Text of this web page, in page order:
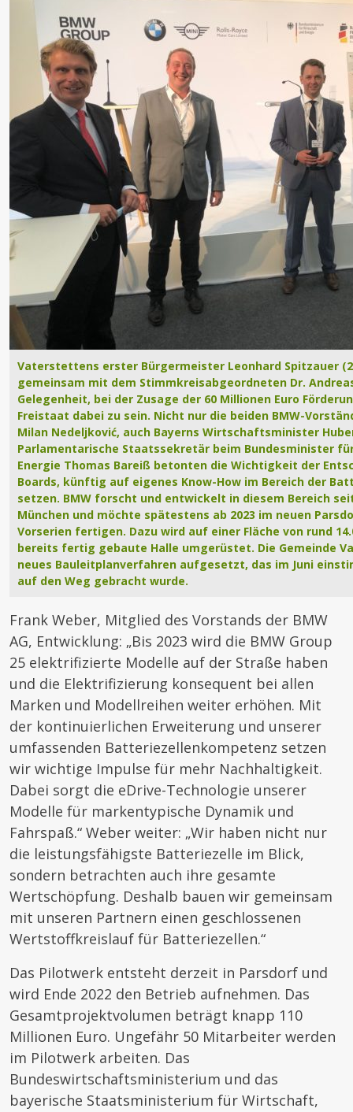
Vaterstettens erster Bürgermeister Leonhard Spitzauer
gemeinsam mit dem Stimmkreisabgeordneten Dr.
Gelegenheit, bei der Zusage der 60 Millionen Euro
Freistaat dabei zu sein. Nicht nur die beiden BMW-
Milan Nedeljković, auch Bayerns Wirtschaftsminister
Parlamentarische Staatssekretär beim Bundesminister
Energie Thomas Bareiß betonten die Wichtigkeit der
Boards, künftig auf eigenes Know-How im Bereich der
setzen. BMW forscht und entwickelt in diesem Bereich
München und möchte spätestens ab 2023 im neuen
Vorserien fertigen. Dazu wird auf einer Fläche von rund
bereits fertig gebaute Halle umgerüstet. Die Gemeinde
neues Bauleitplanverfahren aufgesetzt, das im Juni
auf den Weg gebracht wurde.
Frank Weber, Mitglied des Vorstands der BMW
AG, Entwicklung: „Bis 2023 wird die BMW Group
25 elektrifizierte Modelle auf der Straße haben
und die Elektrifizierung konsequent bei allen
Marken und Modellreihen weiter erhöhen. Mit
der kontinuierlichen Erweiterung und unserer
umfassenden Batteriezellenkompetenz setzen
wir wichtige Impulse für mehr Nachhaltigkeit.
Dabei sorgt die eDrive-Technologie unserer
Modelle für markentypische Dynamik und
Fahrspaß.“ Weber weiter: „Wir haben nicht nur
die leistungsfähigste Batteriezelle im Blick,
sondern betrachten auch ihre gesamte
Wertschöpfung. Deshalb bauen wir gemeinsam
mit unseren Partnern einen geschlossenen
Wertstoffkreislauf für Batteriezellen.“
Das Pilotwerk entsteht derzeit in Parsdorf und
wird Ende 2022 den Betrieb aufnehmen. Das
Gesamtprojektvolumen beträgt knapp 110
Millionen Euro. Ungefähr 50 Mitarbeiter werden
im Pilotwerk arbeiten. Das
Bundeswirtschaftsministerium und das
bayerische Staatsministerium für Wirtschaft,